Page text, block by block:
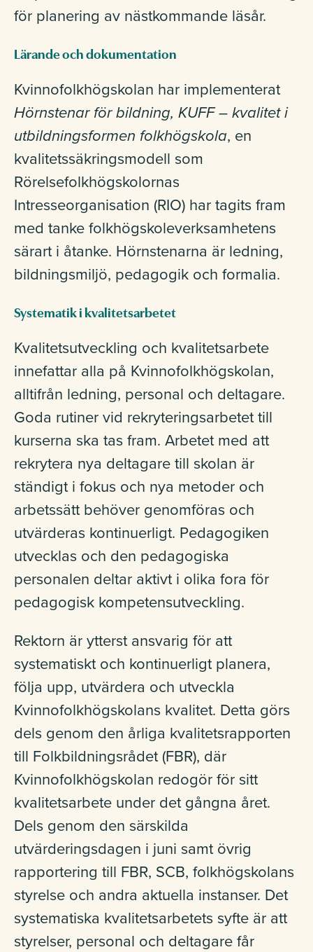
för planering av nästkommande läsår.
Lärande och dokumentation
Kvinnofolkhögskolan har implementerat
Hörnstenar för bildning, KUFF – kvalitet i
utbildningsformen folkhögskola, en
kvalitetssäkringsmodell som
Rörelsefolkhögskolornas
Intresseorganisation (RIO) har tagits fram
med tanke folkhögskoleverksamhetens
särart i åtanke. Hörnstenarna är ledning,
bildningsmiljö, pedagogik och formalia.
Systematik i kvalitetsarbetet
Kvalitetsutveckling och kvalitetsarbete
innefattar alla på Kvinnofolkhögskolan,
alltifrån ledning, personal och deltagare.
Goda rutiner vid rekryteringsarbetet till
kurserna ska tas fram. Arbetet med att
rekrytera nya deltagare till skolan är
ständigt i fokus och nya metoder och
arbetssätt behöver genomföras och
utvärderas kontinuerligt. Pedagogiken
utvecklas och den pedagogiska
personalen deltar aktivt i olika fora för
pedagogisk kompetensutveckling.
Rektorn är ytterst ansvarig för att
systematiskt och kontinuerligt planera,
följa upp, utvärdera och utveckla
Kvinnofolkhögskolans kvalitet. Detta görs
dels genom den årliga kvalitetsrapporten
till Folkbildningsrådet (FBR), där
Kvinnofolkhögskolan redogör för sitt
kvalitetsarbete under det gångna året.
Dels genom den särskilda
utvärderingsdagen i juni samt övrig
rapportering till FBR, SCB, folkhögskolans
styrelse och andra aktuella instanser. Det
systematiska kvalitetsarbetets syfte är att
styrelser, personal och deltagare får